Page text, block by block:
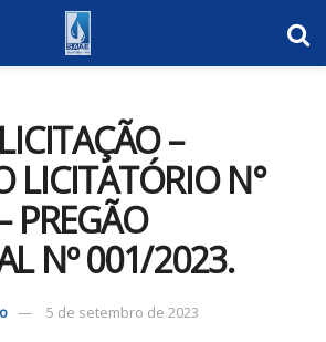
–
LICITATÓRIO N°
PREGÃO
Nº 001/2023.
5 de setembro de 2023